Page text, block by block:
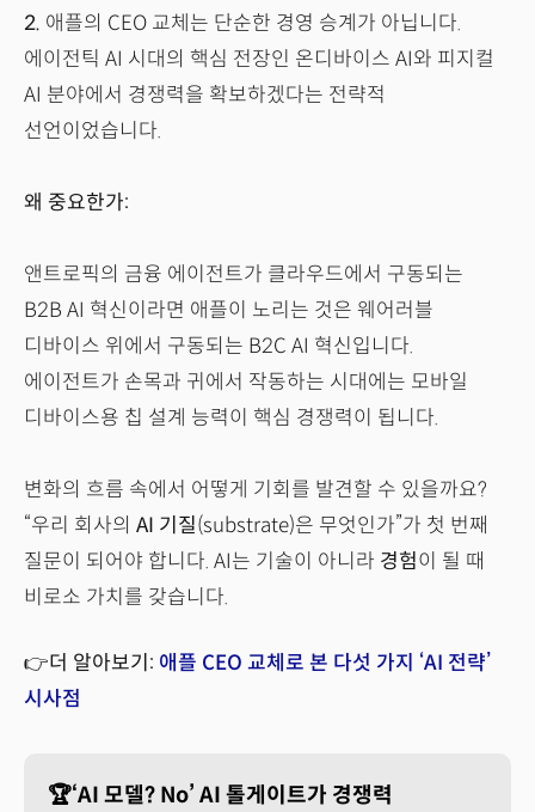
2. 애플의 CEO 교체는 단순한 경영 승계가 아닙니다.
에이전틱 AI 시대의 핵심 전장인 온디바이스 AI와 피지컬
AI 분야에서 경쟁력을 확보하겠다는 전략적
선언이었습니다.
왜 중요한가:
앤트로픽의 금융 에이전트가 클라우드에서 구동되는
B2B AI 혁신이라면 애플이 노리는 것은 웨어러블
디바이스 위에서 구동되는 B2C AI 혁신입니다.
에이전트가 손목과 귀에서 작동하는 시대에는 모바일
디바이스용 칩 설계 능력이 핵심 경쟁력이 됩니다.
변화의 흐름 속에서 어떻게 기회를 발견할 수 있을까요?
“우리 회사의 AI 기질(substrate)은 무엇인가”가 첫 번째
질문이 되어야 합니다. AI는 기술이 아니라 경험이 될 때
비로소 가치를 갖습니다.
👉더 알아보기: 애플 CEO 교체로 본 다섯 가지 ‘AI 전략’
시사점
🏆‘AI 모델? No’ AI 톨게이트가 경쟁력